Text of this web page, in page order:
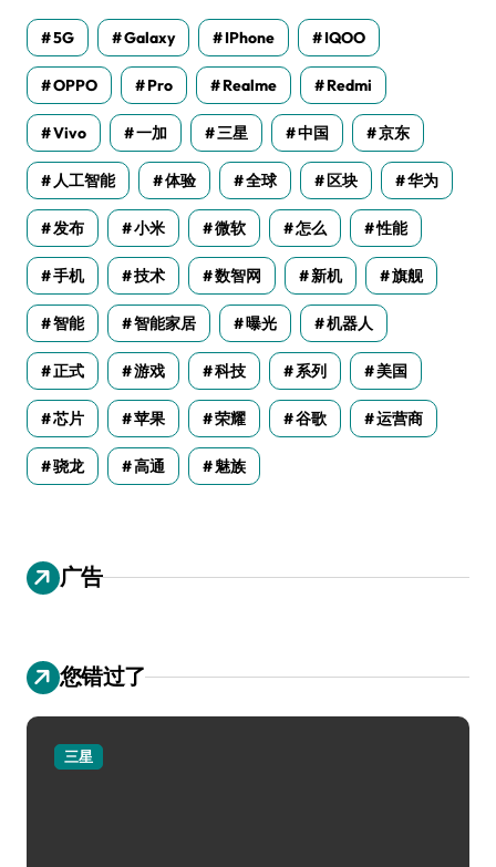
5G Galaxy IPhone IQOO
OPPO Pro Realme Redmi
Vivo 一加 三星 中国 京东
人工智能 体验 全球 区块 华为
发布 小米 微软 怎么 性能
手机 技术 数智网 新机 旗舰
智能 智能家居 曝光 机器人
正式 游戏 科技 系列 美国
芯片 苹果 荣耀 谷歌 运营商
骁龙 高通 魅族
广告
您错过了
三星